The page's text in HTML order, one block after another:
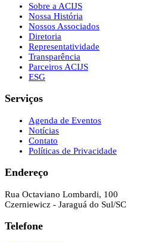
Sobre a ACIJS
Nossa História
Nossos Associados
Diretoria
Representatividade
Transparência
Parceiros ACIJS
ESG
Serviços
Agenda de Eventos
Notícias
Contato
Políticas de Privacidade
Endereço
Rua Octaviano Lombardi, 100
Czerniewicz - Jaraguá do Sul/SC
Telefone